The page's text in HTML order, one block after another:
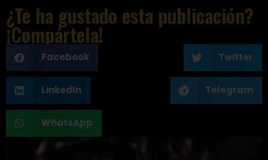
¿Te ha gustado esta publicación?
¡Compártela!
Facebook Twitter
LinkedIn Telegram
WhatsApp